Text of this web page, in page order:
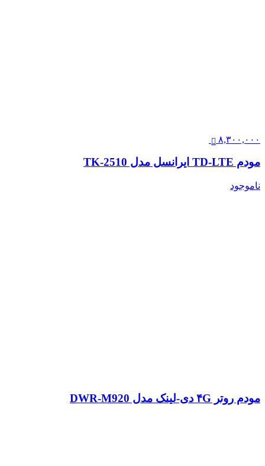
۸,۳۰۰,۰۰۰
مودم TD-LTE ایرانسل مدل TK-2510
ناموجود
مودم روتر ۴G دی-لینک مدل DWR-M920